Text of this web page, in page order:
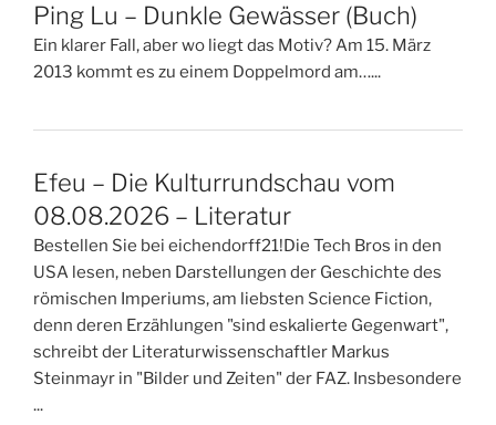
Ping Lu – Dunkle Gewässer (Buch)
Ein klarer Fall, aber wo liegt das Motiv? Am 15. März
2013 kommt es zu einem Doppelmord am…...
Efeu – Die Kulturrundschau vom
08.08.2026 – Literatur
Bestellen Sie bei eichendorff21!Die Tech Bros in den
USA lesen, neben Darstellungen der Geschichte des
römischen Imperiums, am liebsten Science Fiction,
denn deren Erzählungen "sind eskalierte Gegenwart",
schreibt der Literaturwissenschaftler Markus
Steinmayr in "Bilder und Zeiten" der FAZ. Insbesondere
...